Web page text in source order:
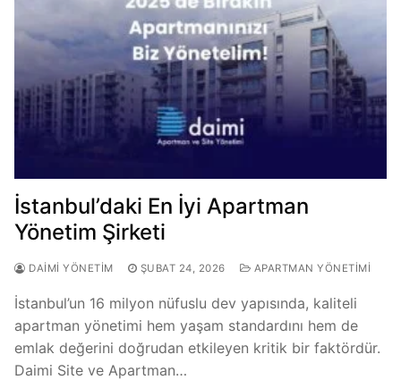
İstanbul’daki En İyi Apartman
Yönetim Şirketi
DAIMI YÖNETIM ŞUBAT 24, 2026 APARTMAN YÖNETIMI
İstanbul’un 16 milyon nüfuslu dev yapısında, kaliteli
apartman yönetimi hem yaşam standardını hem de
emlak değerini doğrudan etkileyen kritik bir faktördür.
Daimi Site ve Apartman…